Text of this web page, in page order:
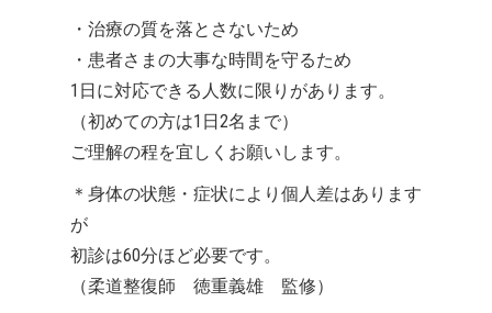
・治療の質を落とさないため
・患者さまの大事な時間を守るため
1日に対応できる人数に限りがあります。
（初めての方は1日2名まで）
ご理解の程を宜しくお願いします。
＊身体の状態・症状により個人差はあります
が
初診は60分ほど必要です。
（柔道整復師 徳重義雄 監修）